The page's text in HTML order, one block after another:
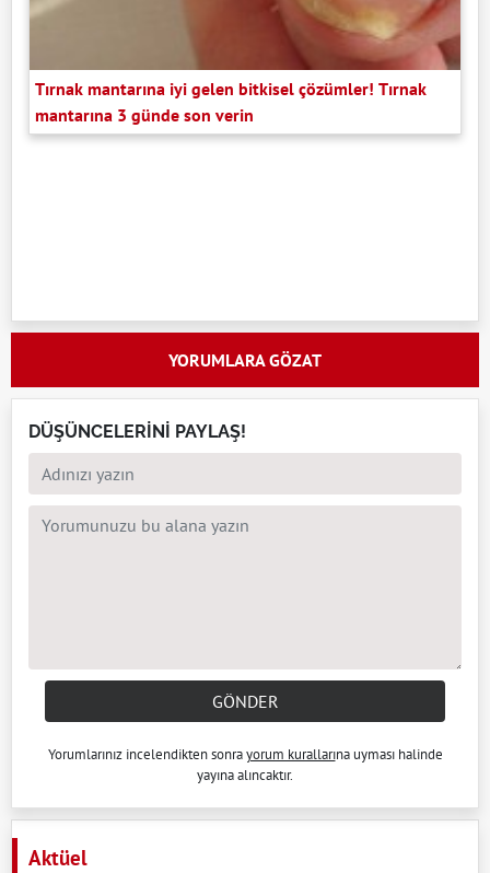
Tırnak mantarına iyi gelen bitkisel çözümler! Tırnak
mantarına 3 günde son verin
YORUMLARA GÖZAT
DÜŞÜNCELERİNİ PAYLAŞ!
GÖNDER
Yorumlarınız incelendikten sonrayorum kurallarına uyması halinde
yayına alıncaktır.
Aktüel